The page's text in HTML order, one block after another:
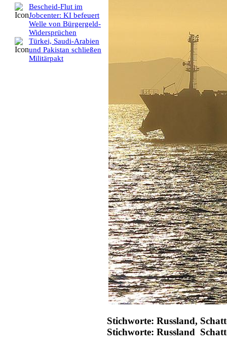
Bescheid-Flut im
Jobcenter: KI befeuert
Welle von Bürgergeld-
Widersprüchen
Türkei, Saudi-Arabien
und Pakistan schließen
Militärpakt
Stichworte: Russland,
Stichworte: Russland